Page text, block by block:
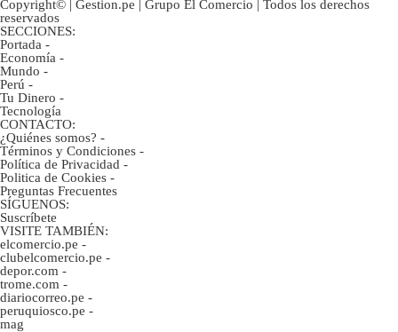
Copyright© | Gestion.pe | Grupo El Comercio | Todos los derechos
reservados
SECCIONES:
Portada -
Economía -
Mundo -
Perú -
Tu Dinero -
Tecnología
CONTACTO:
¿Quiénes somos? -
Términos y Condiciones -
Política de Privacidad -
Politica de Cookies -
Preguntas Frecuentes
SÍGUENOS:
Suscríbete
VISITE TAMBIÉN:
elcomercio.pe -
clubelcomercio.pe -
depor.com -
trome.com -
diariocorreo.pe -
peruquiosco.pe -
mag